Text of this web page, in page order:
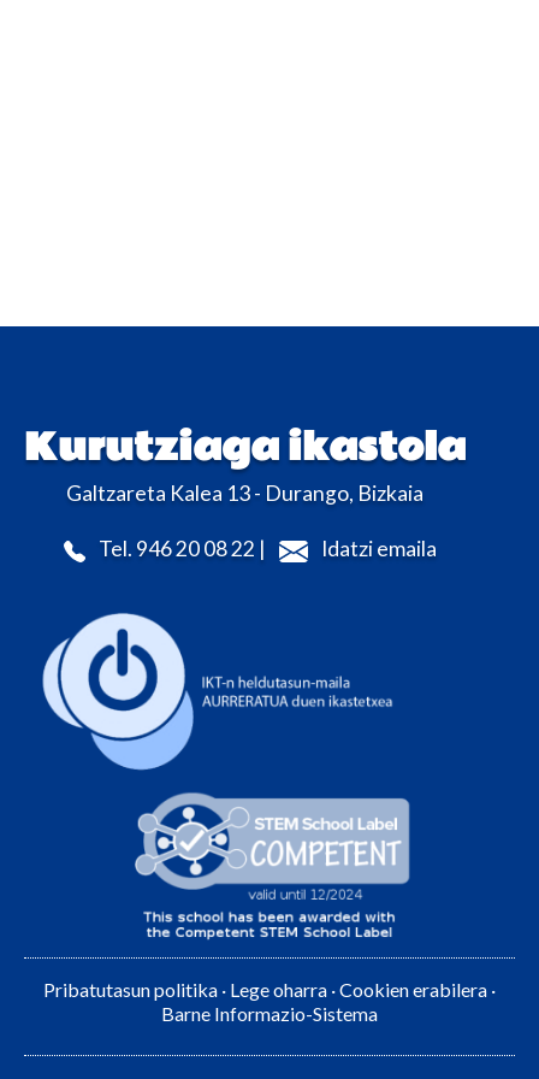
Kurutziaga ikastola
Galtzareta Kalea 13 - Durango, Bizkaia
Tel. 946 20 08 22 | Idatzi emaila
Pribatutasun politika · Lege oharra ·Cookien erabilera ·
Barne Informazio-Sistema